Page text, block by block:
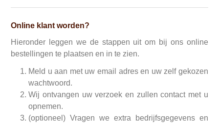
Online klant worden?
Hieronder leggen we de stappen uit om bij ons online
bestellingen te plaatsen en in te zien.
Meld u aan met uw email adres en uw zelf gekozen
wachtwoord.
Wij ontvangen uw verzoek en zullen contact met u
opnemen.
(optioneel) Vragen we extra bedrijfsgegevens en